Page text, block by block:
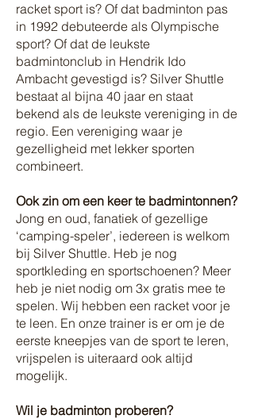
racket sport is? Of dat badminton pas
in 1992 debuteerde als Olympische
sport? Of dat de leukste
badmintonclub in Hendrik Ido
Ambacht gevestigd is? Silver Shuttle
bestaat al bijna 40 jaar en staat
bekend als de leukste vereniging in de
regio. Een vereniging waar je
gezelligheid met lekker sporten
combineert.
Ook zin om een keer te badmintonnen?
Jong en oud, fanatiek of gezellige
‘camping-speler’, iedereen is welkom
bij Silver Shuttle. Heb je nog
sportkleding en sportschoenen? Meer
heb je niet nodig om 3x gratis mee te
spelen. Wij hebben een racket voor je
te leen. En onze trainer is er om je de
eerste kneepjes van de sport te leren,
vrijspelen is uiteraard ook altijd
mogelijk.
Wil je badminton proberen?